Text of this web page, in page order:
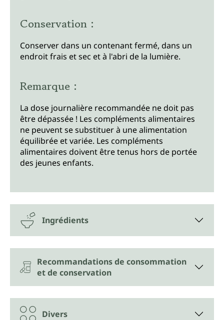
Conservation :
Conserver dans un contenant fermé, dans un
endroit frais et sec et à l'abri de la lumière.
Remarque :
La dose journalière recommandée ne doit pas
être dépassée ! Les compléments alimentaires
ne peuvent se substituer à une alimentation
équilibrée et variée. Les compléments
alimentaires doivent être tenus hors de portée
des jeunes enfants.
Ingrédients
Recommandations de consommation
et de conservation
Divers